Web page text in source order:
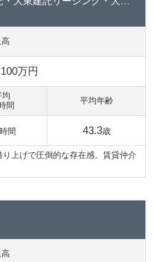
万円
均
間
間
平均年齢
43.3歳
り上げで圧倒的な存在感。賃貸仲介